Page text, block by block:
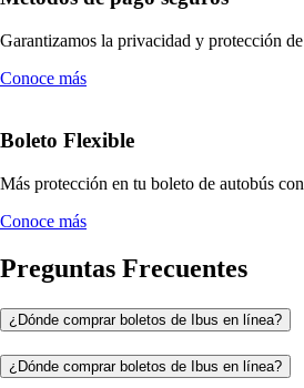
Garantizamos la privacidad y protección
Conoce más
Boleto Flexible
Más protección en tu boleto de autobús
Conoce más
Preguntas Frecuentes
¿Dónde comprar boletos de Ibus en línea?
¿Dónde comprar boletos de Ibus en línea?